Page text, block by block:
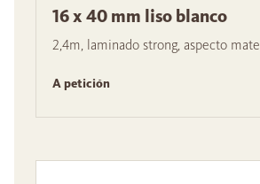
16 x 40 mm liso blanco
2,4m, laminado strong, aspecto mate
A petición